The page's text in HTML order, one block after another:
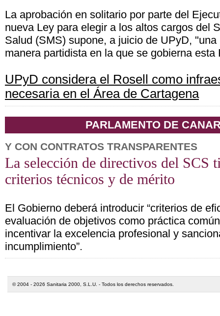
La aprobación en solitario por parte del
nueva Ley para elegir a los altos cargos del
Salud (SMS) supone, a juicio de UPyD,
manera partidista en la que se gobierna esta
UPyD considera el Rosell como
necesaria en el Área de Cartagena
PARLAMENTO DE
Y CON CONTRATOS TRANSPARENTES
La selección de directivos del SCS
criterios técnicos y de mérito
El Gobierno deberá introducir “criterios de
evaluación de objetivos como práctica
incentivar la excelencia profesional y
incumplimiento”.
© 2004 - 2026 Sanitaria 2000, S.L.U. - Todos los derechos reservados.